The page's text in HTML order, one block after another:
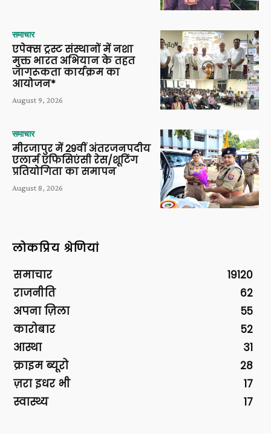
समाचार
एपेक्स ट्रस्ट संस्थानों में नशा
मुक्त भारत अभियान के तहत
जागरूकता कार्यक्रम का
आयोजन*
August 9, 2026
समाचार
मीरजापुर में 29वीं अंतरजनपदीय
एलार्म एफिसिएंसी रेस/शूटिंग
प्रतियोगिता का समापन
August 8, 2026
लोकप्रिय श्रेणियां
समाचार
19120
राजनीति
62
अपना ज़िला
55
कारोबार
52
आस्था
31
क्राइम ब्यूरो
28
ज़रा इधर भी
17
स्वास्थ्य
17